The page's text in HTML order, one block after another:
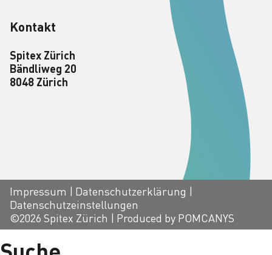
Kontakt
Spitex Zürich
Bändliweg 20
8048 Zürich
Impressum | Datenschutzerklärung |
Datenschutzeinstellungen
©2026 Spitex Zürich | Produced by POMCANYS